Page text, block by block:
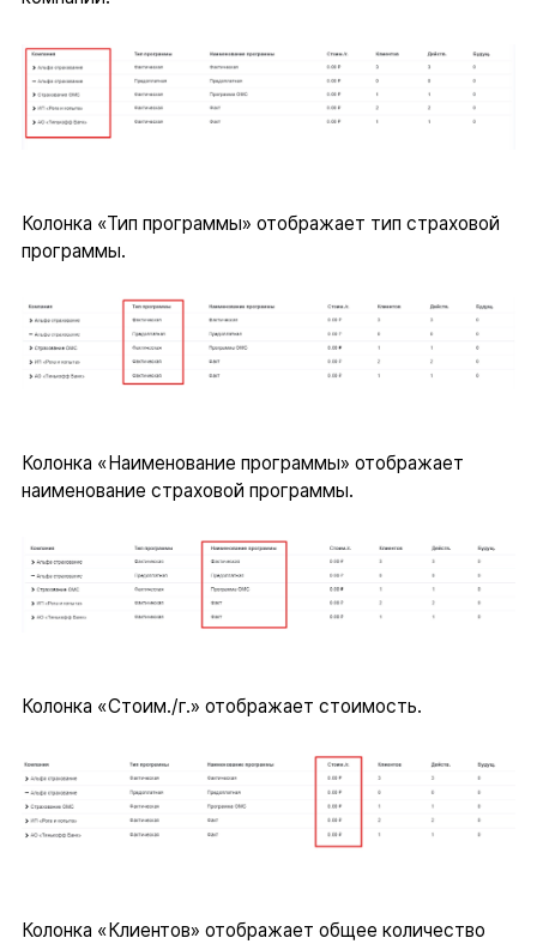
Колонка «Тип программы» отображает тип страховой
программы.
Колонка «Наименование программы» отображает
наименование страховой программы.
Колонка «Стоим./г.» отображает стоимость.
Колонка «Клиентов» отображает общее количество